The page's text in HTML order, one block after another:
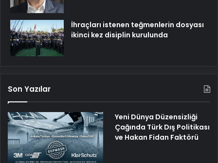
İhraçları istenen teğmenlerin dosyası
ikinci kez disiplin kurulunda
Son Yazılar
Yeni Dünya Düzensizliği
Çağında Türk Dış Politikası
ve Hakan Fidan Faktörü